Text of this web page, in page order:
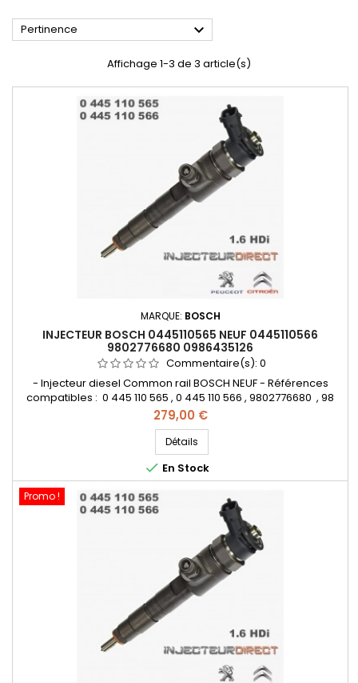
Pertinence 
Affichage 1-3 de 3 article(s)
MARQUE: BOSCH
INJECTEUR BOSCH 0445110565 NEUF 0445110566
9802776680 0986435126
Commentaire(s): 0
- Injecteur diesel Common rail BOSCH NEUF - Références
compatibles : 0 445 110 565 , 0 445 110 566 , 9802776680 , 98
027 76680 - Pour motorisation Peugeot Citroen PSA 1.6 HDI
Pièce d’origine et garantie
Prix
279,00 €
Détails
 En Stock
Promo !